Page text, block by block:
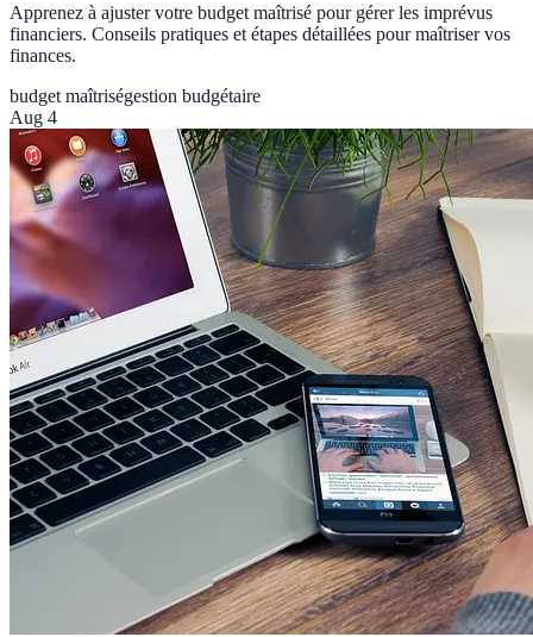
Apprenez à ajuster votre budget maîtrisé pour gérer les imprévus
financiers. Conseils pratiques et étapes détaillées pour maîtriser vos
finances.
budget maîtriségestion budgétaire
Aug 4